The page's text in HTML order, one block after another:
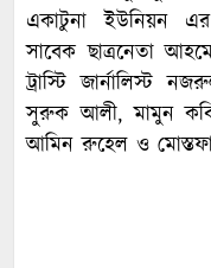
একাটুনা ইউনিয়ন
সাবেক ছাত্রনেতা
ট্রাস্টি জার্নালিস্ট
সুরুক আলী, মামুন
আমিন রুহেল ও